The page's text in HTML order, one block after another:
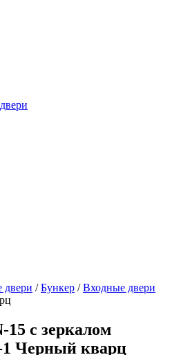
двери /Бункер /Входные двери
15 с зеркалом
Черный кварц